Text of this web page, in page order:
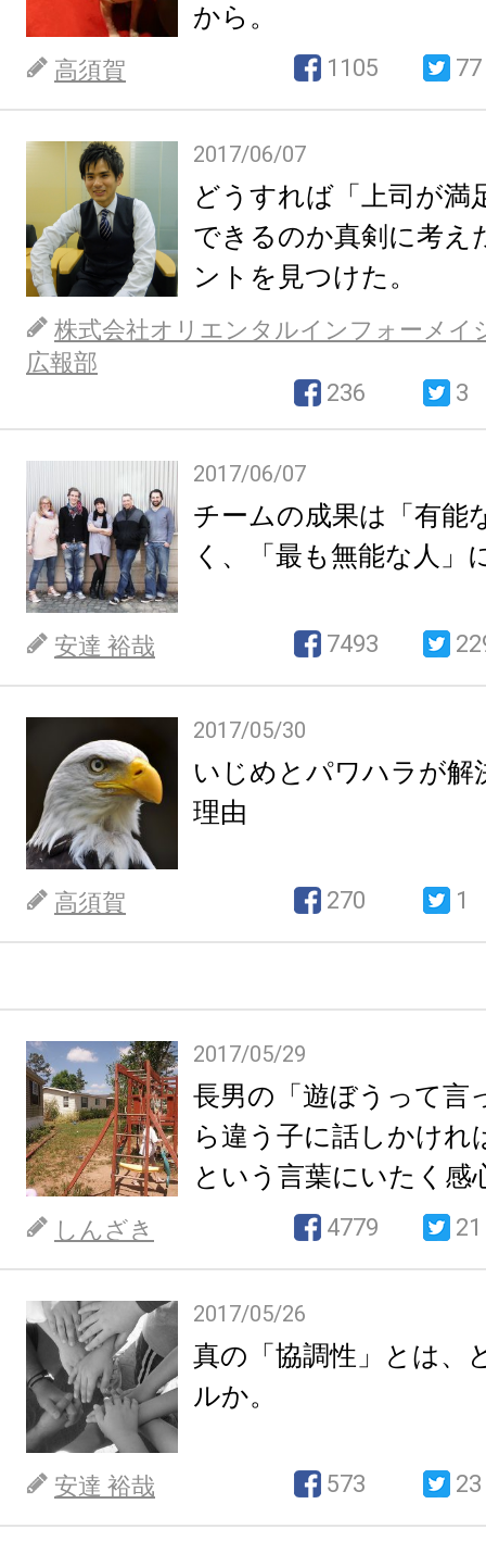
から。
高須賀 1105 77
2017/06/07
どうすれば「上司が満
できるのか真剣に考え
ントを見つけた。
株式会社オリエンタルインフォーメイ
広報部
236
3
2017/06/07
チームの成果は「有能
く、「最も無能な人」
安達 裕哉 7493
2017/05/30
いじめとパワハラが解
理由
高須賀 270 1
2017/05/29
長男の「遊ぼうって言
ら違う子に話しかけれ
という言葉にいたく感
しんざき 4779 21
2017/05/26
真の「協調性」とは、
ルか。
安達 裕哉 573 23